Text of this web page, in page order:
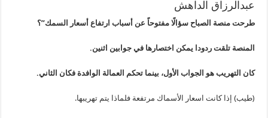
عبدالرزاق الداهش
طرحت منصة الصباح سؤالًا مفتوحاً عن أسباب ارتفاع أسعار السمك”؟
المنصة تلقت ردودا يمكن اختصارها في جوابين اثنين.
كان التهريب هو الجواب الأول، بينما تحكم العمالة الوافدة فكان الثاني.
(طيب) إذا كانت اسعار الأسماك مرتفعة فلماذا يتم تهريبها.